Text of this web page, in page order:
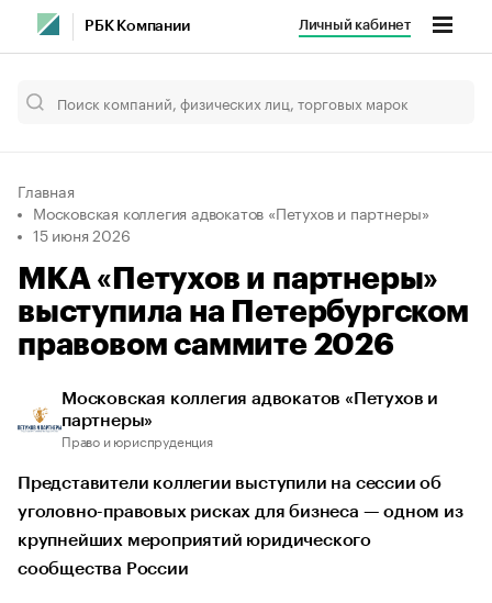
РБК Компании Личный кабинет
Главная
Московская коллегия адвокатов «Петухов и партнеры»
15 июня 2026
МКА «Петухов и партнеры»
выступила на Петербургском
правовом саммите 2026
Московская коллегия адвокатов «Петухов и
партнеры»
Право и юриспруденция
Представители коллегии выступили на сессии об
уголовно-правовых рисках для бизнеса — одном из
крупнейших мероприятий юридического
сообщества России